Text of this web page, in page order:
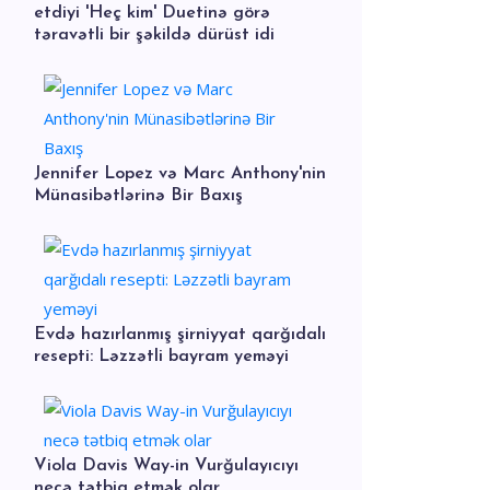
etdiyi 'Heç kim' Duetinə görə
təravətli bir şəkildə dürüst idi
Jennifer Lopez və Marc Anthony'nin
Münasibətlərinə Bir Baxış
Evdə hazırlanmış şirniyyat qarğıdalı
resepti: Ləzzətli bayram yeməyi
Viola Davis Way-in Vurğulayıcıyı